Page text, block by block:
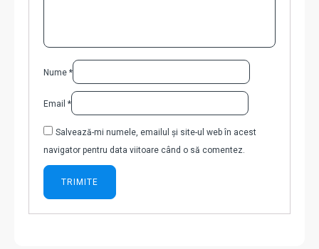
Nume *
Email *
Salvează-mi numele, emailul și site-ul web în acest
navigator pentru data viitoare când o să comentez.